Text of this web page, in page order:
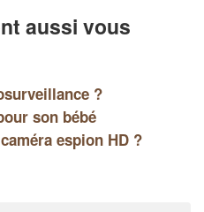
aussi vous
?
son bébé
espion HD ?
En savoir plus